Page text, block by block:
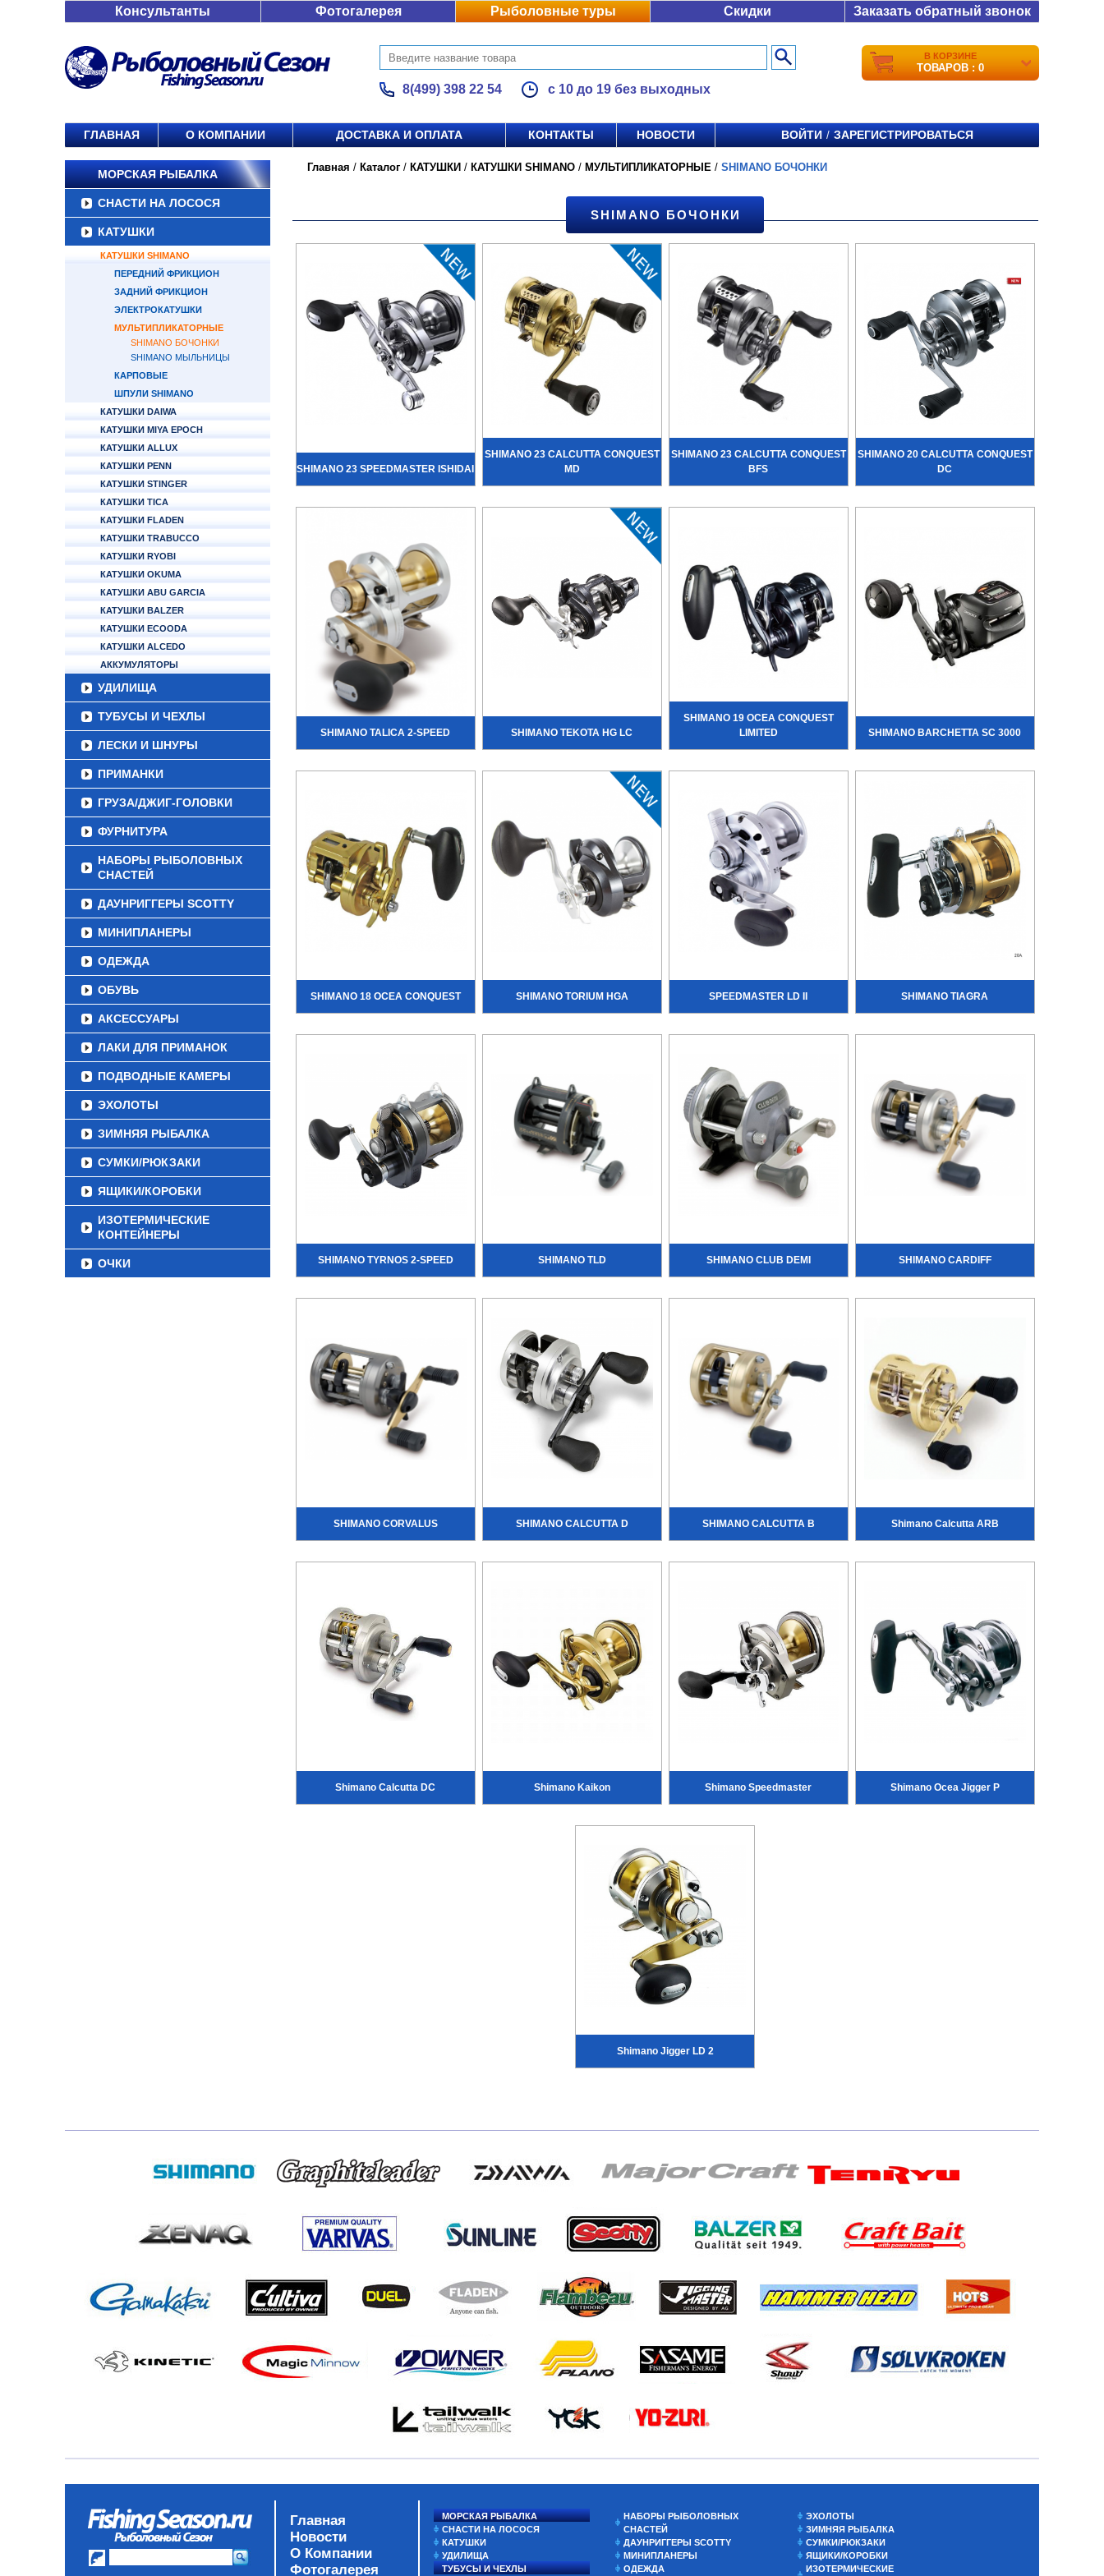
Консультанты Фотогалерея Рыболовные туры Скидки Заказать обратный звонок
8(499) 398 22 54 с 10 до 19 без выходных
В КОРЗИНЕ
ТОВАРОВ : 0
ГЛАВНАЯ О КОМПАНИИ ДОСТАВКА И ОПЛАТА КОНТАКТЫ НОВОСТИ ВОЙТИ / ЗАРЕГИСТРИРОВАТЬСЯ
МОРСКАЯ РЫБАЛКА
СНАСТИ НА ЛОСОСЯ
КАТУШКИ
КАТУШКИ SHIMANO
ПЕРЕДНИЙ ФРИКЦИОН
ЗАДНИЙ ФРИКЦИОН
ЭЛЕКТРОКАТУШКИ
МУЛЬТИПЛИКАТОРНЫЕ
SHIMANO БОЧОНКИ
SHIMANO МЫЛЬНИЦЫ
КАРПОВЫЕ
ШПУЛИ SHIMANO
КАТУШКИ DAIWA
КАТУШКИ MIYA EPOCH
КАТУШКИ ALLUX
КАТУШКИ PENN
КАТУШКИ STINGER
КАТУШКИ TICA
КАТУШКИ FLADEN
КАТУШКИ TRABUCCO
КАТУШКИ RYOBI
КАТУШКИ OKUMA
КАТУШКИ ABU GARCIA
КАТУШКИ BALZER
КАТУШКИ ECOODA
КАТУШКИ ALCEDO
АККУМУЛЯТОРЫ
УДИЛИЩА
ТУБУСЫ И ЧЕХЛЫ
ЛЕСКИ И ШНУРЫ
ПРИМАНКИ
ГРУЗА/ДЖИГ-ГОЛОВКИ
ФУРНИТУРА
НАБОРЫ РЫБОЛОВНЫХ
СНАСТЕЙ
ДАУНРИГГЕРЫ SCOTTY
МИНИПЛАНЕРЫ
ОДЕЖДА
ОБУВЬ
АКСЕССУАРЫ
ЛАКИ ДЛЯ ПРИМАНОК
ПОДВОДНЫЕ КАМЕРЫ
ЭХОЛОТЫ
ЗИМНЯЯ РЫБАЛКА
СУМКИ/РЮКЗАКИ
ЯЩИКИ/КОРОБКИ
ИЗОТЕРМИЧЕСКИЕ
КОНТЕЙНЕРЫ
ОЧКИ
Главная / Каталог / КАТУШКИ / КАТУШКИ SHIMANO / МУЛЬТИПЛИКАТОРНЫЕ / SHIMANO БОЧОНКИ
SHIMANO БОЧОНКИ
SHIMANO 23 SPEEDMASTER ISHIDAI
SHIMANO 23 CALCUTTA CONQUEST
MD
SHIMANO 23 CALCUTTA CONQUEST
BFS
SHIMANO 20 CALCUTTA CONQUEST
DC
SHIMANO TALICA 2-SPEED SHIMANO TEKOTA HG LC
SHIMANO 19 OCEA CONQUEST
LIMITED
SHIMANO BARCHETTA SC 3000
SHIMANO 18 OCEA CONQUEST SHIMANO TORIUM HGA SPEEDMASTER LD II SHIMANO TIAGRA
SHIMANO TYRNOS 2-SPEED SHIMANO TLD SHIMANO CLUB DEMI SHIMANO CARDIFF
SHIMANO CORVALUS SHIMANO CALCUTTA D SHIMANO CALCUTTA B Shimano Calcutta ARB
Shimano Calcutta DC Shimano Kaikon Shimano Speedmaster Shimano Ocea Jigger P
Shimano Jigger LD 2
Главная
Новости
О Компании
Фотогалерея
МОРСКАЯ РЫБАЛКА
СНАСТИ НА ЛОСОСЯ
КАТУШКИ
УДИЛИЩА
ТУБУСЫ И ЧЕХЛЫ
НАБОРЫ РЫБОЛОВНЫХ
СНАСТЕЙ
ДАУНРИГГЕРЫ SCOTTY
МИНИПЛАНЕРЫ
ОДЕЖДА
ЭХОЛОТЫ
ЗИМНЯЯ РЫБАЛКА
СУМКИ/РЮКЗАКИ
ЯЩИКИ/КОРОБКИ
ИЗОТЕРМИЧЕСКИЕ